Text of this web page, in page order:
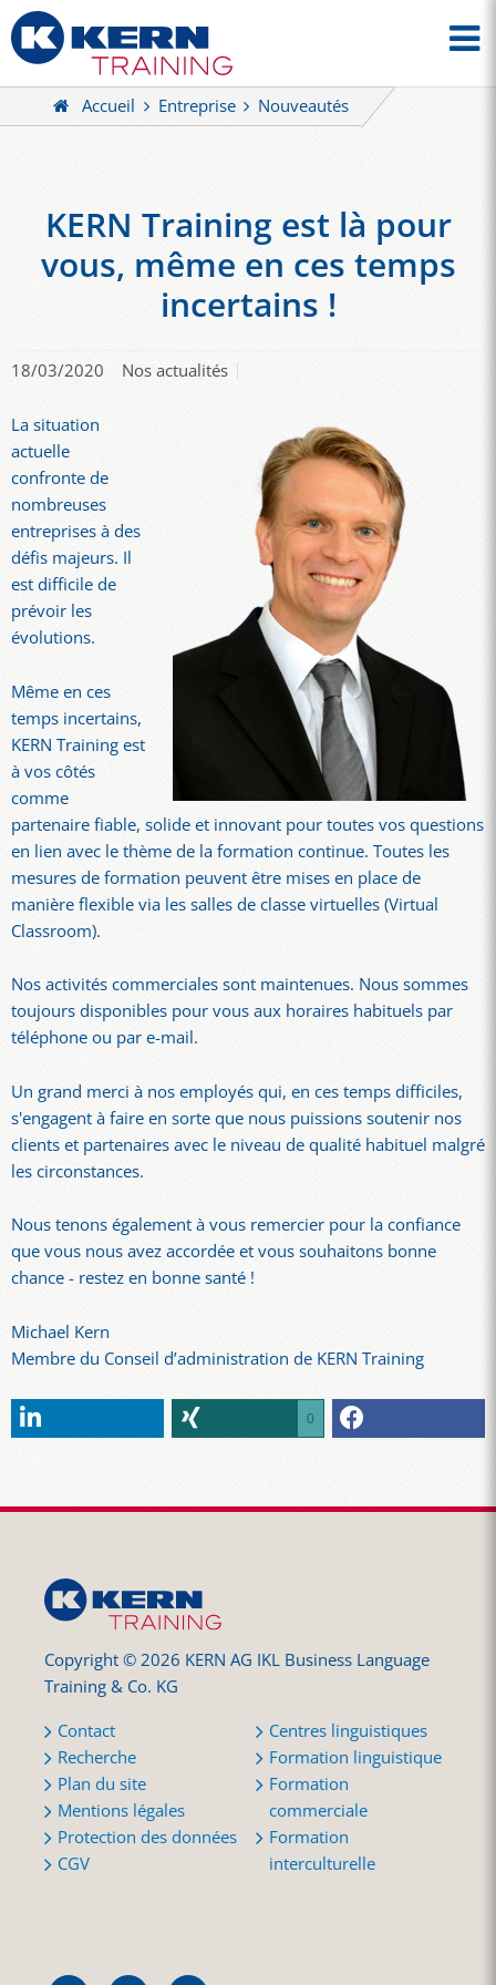
Accueil Entreprise Nouveautés
KERN Training est là pour
vous, même en ces temps
incertains !
18/03/2020 Nos actualités
La situation
actuelle
confronte de
nombreuses
entreprises à des
défis majeurs. Il
est difficile de
prévoir les
évolutions.
Même en ces
temps incertains,
KERN Training est
à vos côtés
comme
partenaire fiable, solide et innovant pour toutes vos questions
en lien avec le thème de la formation continue. Toutes les
mesures de formation peuvent être mises en place de
manière flexible via les salles de classe virtuelles (Virtual
Classroom).
Nos activités commerciales sont maintenues. Nous sommes
toujours disponibles pour vous aux horaires habituels par
téléphone ou par e-mail.
Un grand merci à nos employés qui, en ces temps difficiles,
s'engagent à faire en sorte que nous puissions soutenir nos
clients et partenaires avec le niveau de qualité habituel malgré
les circonstances.
Nous tenons également à vous remercier pour la confiance
que vous nous avez accordée et vous souhaitons bonne
chance - restez en bonne santé !
Michael Kern
Membre du Conseil d’administration de KERN Training
0
Copyright © 2026 KERN AG IKL Business Language
Training & Co. KG
Contact
Recherche
Plan du site
Mentions légales
Protection des données
CGV
Centres linguistiques
Formation linguistique
Formation
commerciale
Formation
interculturelle